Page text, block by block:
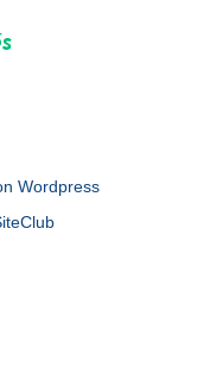
Wordpress